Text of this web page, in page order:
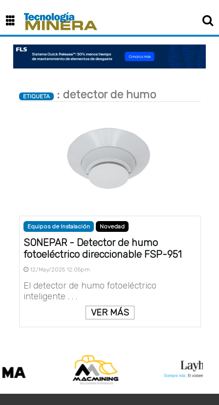
ETIQUETA : detector de humo
Equipos de Instalación Novedad
SONEPAR - Detector de humo
fotoeléctrico direccionable FSP-951
12/May/2025 12:05pm
El detector de humo fotoeléctrico
inteligente . . .
VER MÁS